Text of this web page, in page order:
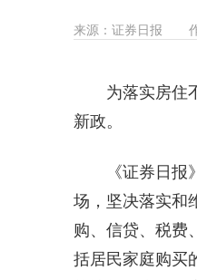
来源： 证券日报
为落实房住
新政。
《证券日
场，坚决落实和
购、信贷、税费
括居民家庭购买